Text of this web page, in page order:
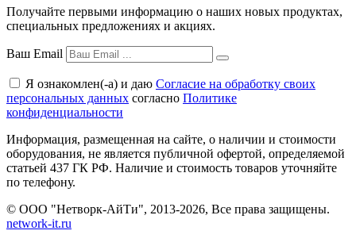
Получайте первыми информацию о наших новых продуктах,
специальных предложениях и акциях.
Ваш Email
Я ознакомлен(-а) и даю Согласие на обработку своих
персональных данных согласно Политике
конфиденциальности
Информация, размещенная на сайте, о наличии и стоимости
оборудования, не является публичной офертой, определяемой
статьей 437 ГК РФ. Наличие и стоимость товаров уточняйте
по телефону.
© ООО "Нетворк-АйТи", 2013-2026, Все права защищены.
network-it.ru